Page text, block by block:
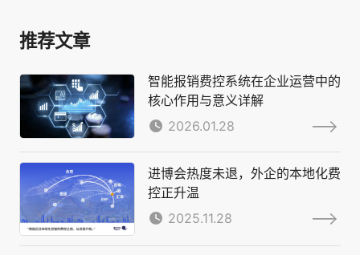
推荐文章
智能报销费控系统在企业运营中的
核心作用与意义详解
2026.01.28
进博会热度未退，外企的本地化费
控正升温
2025.11.28